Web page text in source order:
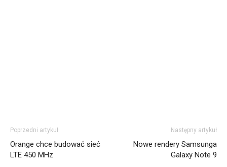
Poprzedni artykuł
Orange chce budować sieć
LTE 450 MHz
Następny artykuł
Nowe rendery Samsunga
Galaxy Note 9